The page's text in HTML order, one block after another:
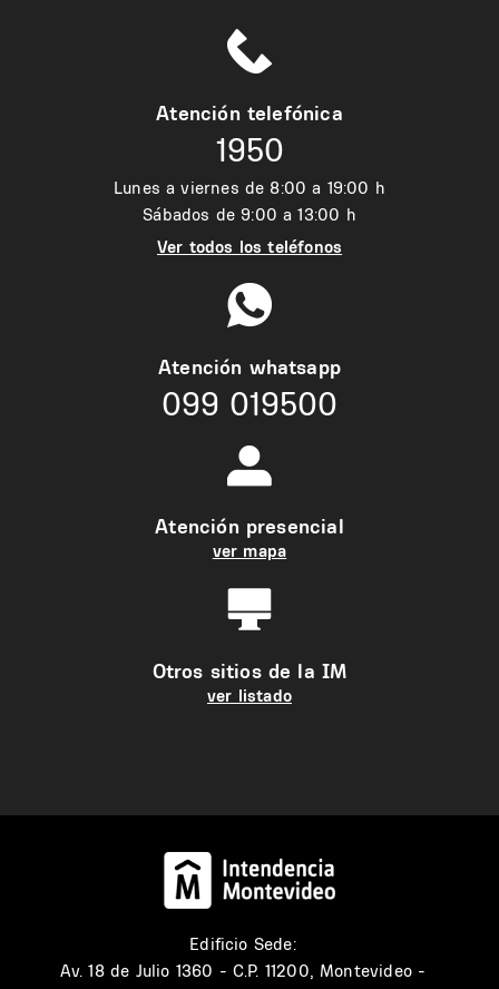
Atención telefónica
1950
Lunes a viernes de 8:00 a 19:00 h
Sábados de 9:00 a 13:00 h
Ver todos los teléfonos
Atención whatsapp
099 019500
Atención presencial
ver mapa
Otros sitios de la IM
ver listado
Edificio Sede:
Av. 18 de Julio 1360 - C.P. 11200, Montevideo -